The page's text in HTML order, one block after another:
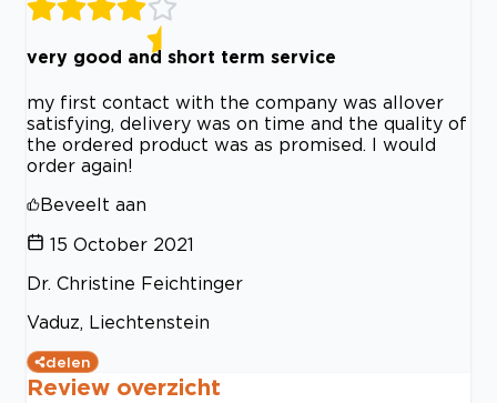
very good and short term service
my first contact with the company was allover
satisfying, delivery was on time and the quality of
the ordered product was as promised. I would
order again!
Beveelt aan
15 October 2021
Dr. Christine Feichtinger
Vaduz, Liechtenstein
delen
Review overzicht